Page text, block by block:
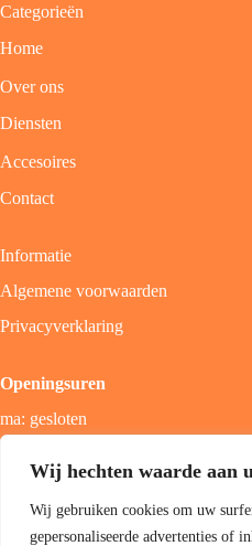
Wij hechten waarde aan
Wij gebruiken cookies om uw
gepersonaliseerde advertenties of
Categorieën
Home
Over ons
Diensten
Accesoires
Contact
Informatie
Algemene voorwaarden
Privacyverklaring
Openingsuren
ma: gesloten
zon; gesloten